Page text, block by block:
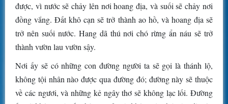
được, vì nước sẽ chảy lên nơi hoang địa, và suối sẽ chảy nơi
đồng vắng. Đất khô cạn sẽ trở thành ao hồ, và hoang địa sẽ
trở nên suối nước. Hang dã thú nơi chó rừng ẩn náu sẽ trở
thành vườn lau vườn sậy.
Nơi ấy sẽ có những con đường người ta sẽ gọi là thánh lộ,
không tội nhân nào được qua đường đó; đường này sẽ thuộc
về các ngươi, và những kẻ ngây thơ sẽ không lạc lối. Đường